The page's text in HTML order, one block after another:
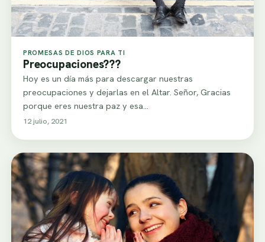
PROMESAS DE DIOS PARA TI
Preocupaciones???
Hoy es un día más para descargar nuestras
preocupaciones y dejarlas en el Altar. Señor, Gracias
porque eres nuestra paz y esa…
12 julio, 2021